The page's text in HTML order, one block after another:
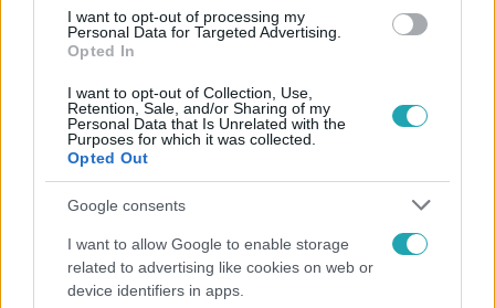
I want to opt-out of processing my
Personal Data for Targeted Advertising.
Opted In
I want to opt-out of Collection, Use,
Retention, Sale, and/or Sharing of my
Personal Data that Is Unrelated with the
Purposes for which it was collected.
Opted Out
Google consents
I want to allow Google to enable storage
related to advertising like cookies on web or
device identifiers in apps.
Népszerű